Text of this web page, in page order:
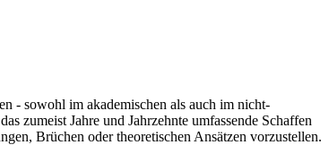
- sowohl im akademischen als auch im nicht-
zumeist Jahre und Jahrzehnte umfassende Schaffen
Brüchen oder theoretischen Ansätzen vorzustellen.